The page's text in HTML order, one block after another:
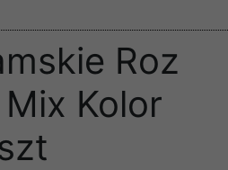
Roz
Kolor